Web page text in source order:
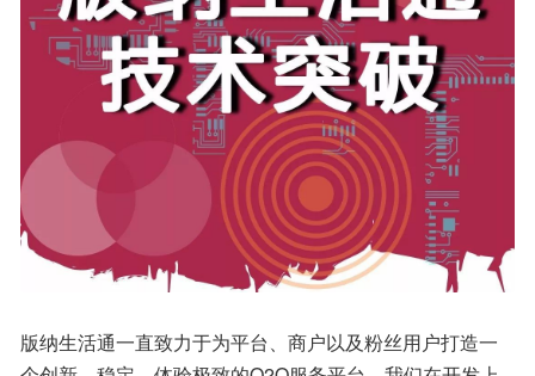
版纳生活通一直致力于为平台、商户以及粉丝用户打造一